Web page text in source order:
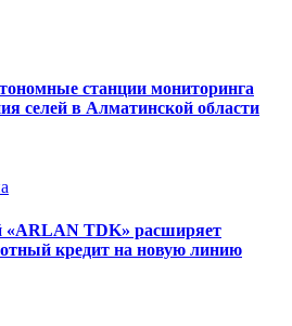
станции мониторинга
селей в Алматинской области
«ARLAN TDK» расширяет
кредит на новую линию